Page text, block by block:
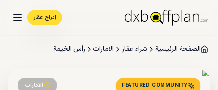
إدراج عقار
الصفحة الرئيسية شراء عقار الامارات رأس الخيمة
FEATURED COMMUNITY الامارات